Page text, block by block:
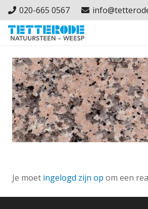
020-665 0567
Je moet ingelogd zijn op om een